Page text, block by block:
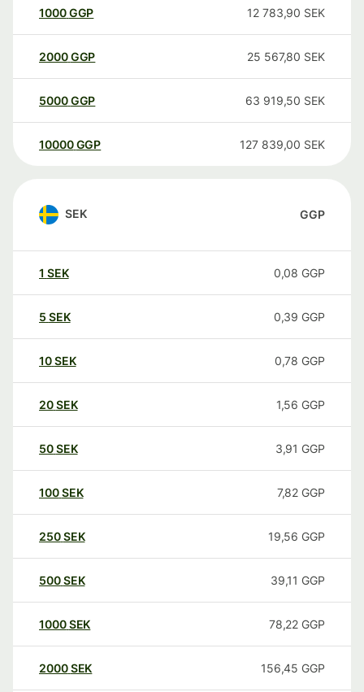
1000GGP 12 783,90 SEK
2000GGP 25 567,80 SEK
5000GGP 63 919,50 SEK
10000 GGP 127 839,00 SEK
SEK GGP
1 SEK 0,08 GGP
5 SEK 0,39 GGP
10SEK 0,78 GGP
20SEK 1,56 GGP
50SEK 3,91 GGP
100SEK 7,82 GGP
250SEK 19,56 GGP
500SEK 39,11 GGP
1000SEK 78,22 GGP
2000SEK 156,45 GGP